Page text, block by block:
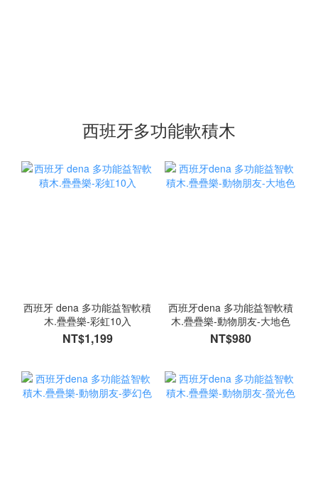
西班牙多功能軟積木
西班牙 dena 多功能益智軟積
木.疊疊樂-彩虹10入
NT$1,199
西班牙dena 多功能益智軟積
木.疊疊樂-動物朋友-大地色
NT$980